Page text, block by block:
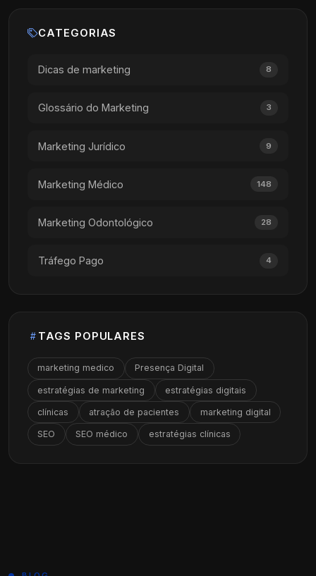
CATEGORIAS
Dicas de marketing 8
Glossário do Marketing 3
Marketing Jurídico 9
Marketing Médico 148
Marketing Odontológico 28
Tráfego Pago 4
TAGS POPULARES
marketing medico Presença Digital
estratégias de marketing estratégias digitais
clínicas atração de pacientes marketing digital
SEO SEO médico estratégias clínicas